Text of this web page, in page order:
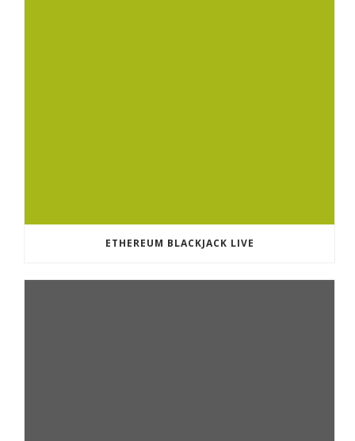
ETHEREUM BLACKJACK LIVE